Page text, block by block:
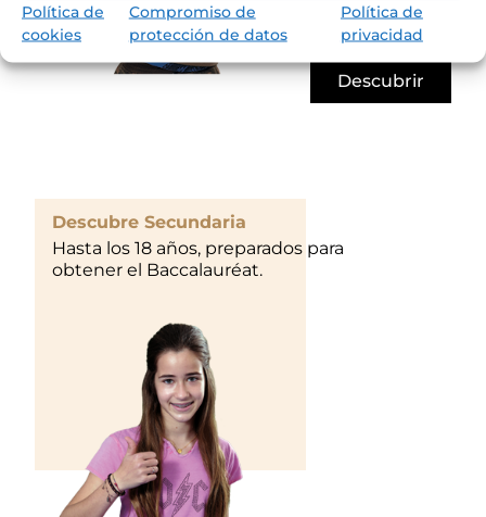
Política de
cookies
Compromiso de
protección de datos
Política de
privacidad
Descubrir
Descubre Secundaria
Hasta los 18 años, preparados para
obtener el Baccalauréat.